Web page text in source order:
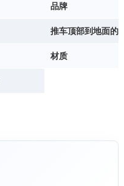
品牌
推车顶部到地面的
材质